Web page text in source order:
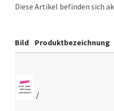
Diese Artikel befinden sich
Bild Produktbezeichnung
/